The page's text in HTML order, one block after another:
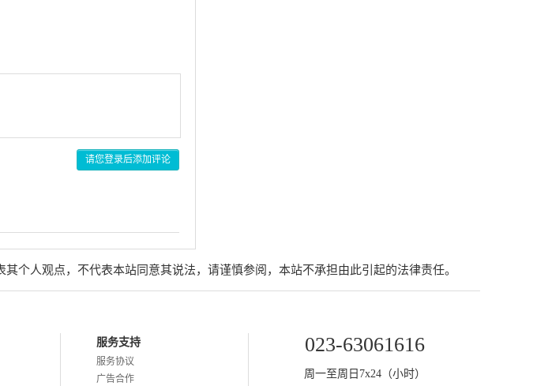
请您登录后添加评论
个人观点，不代表本站同意其说法，请谨慎参阅，本站不承担由此引起的法律责任。
服务支持
服务协议
广告合作
023-63061616
周一至周日7x24（小时）